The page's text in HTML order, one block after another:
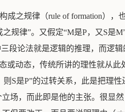
成之规律（rule of formation），
规律”。又假定“M是P，又S是
段论法就是逻辑的推理，而逻
或动态，传统所讲的理性就从
S是P”的过转关系，此是把理
场，而此即是他的主张。很显